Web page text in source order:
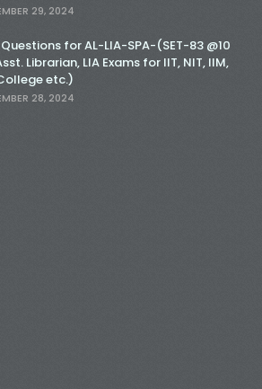
29, 2024
for AL-LIA-SPA-(SET-83 @10
Librarian, LIA Exams for IIT, NIT, IIM,
etc.)
28, 2024